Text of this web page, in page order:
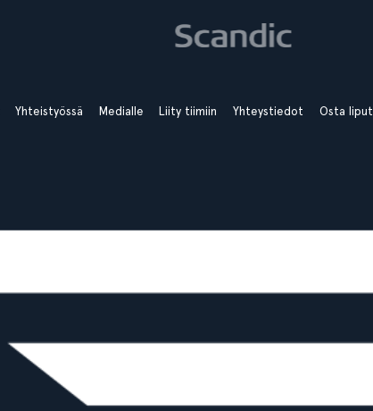
Yhteistyössä Medialle Liity tiimiin Yhteystiedot Osta liput